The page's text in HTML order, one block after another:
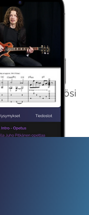
käyttöösi